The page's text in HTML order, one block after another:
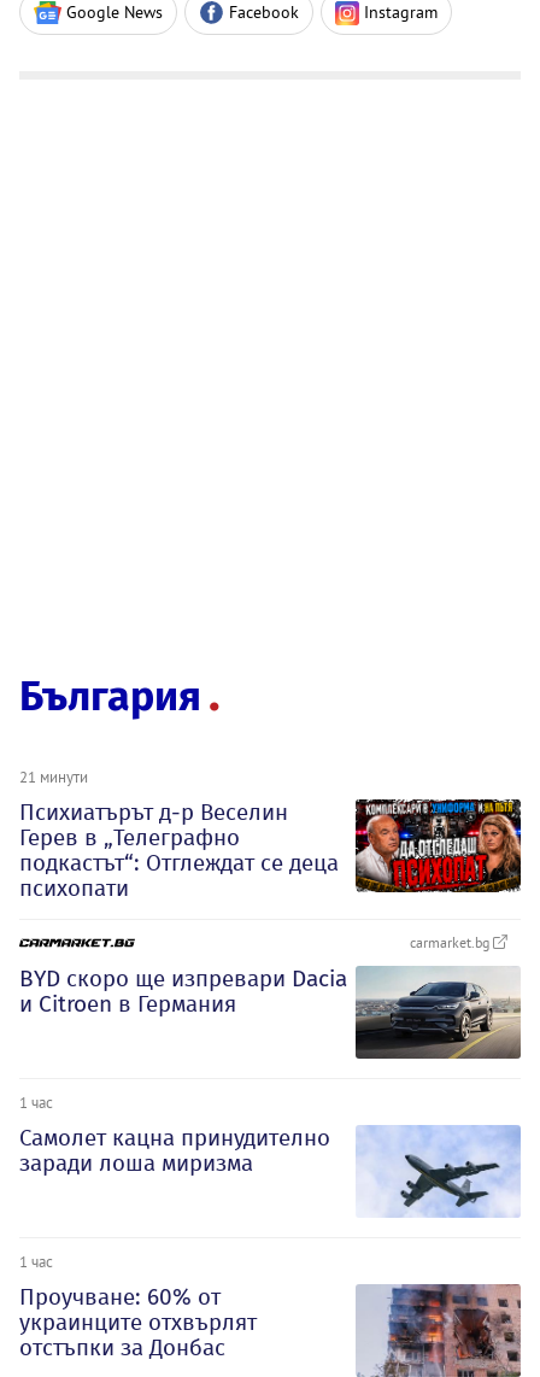
Google News Facebook Instagram
България
21 минути
Психиатърът д-р Веселин
Герев в „Телеграфно
подкастът“: Отглеждат се деца
психопати
carmarket.bg
BYD скоро ще изпревари Dacia
и Citroеn в Германия
1 час
Самолет кацна принудително
заради лоша миризма
1 час
Проучване: 60% от
украинците отхвърлят
отстъпки за Донбас